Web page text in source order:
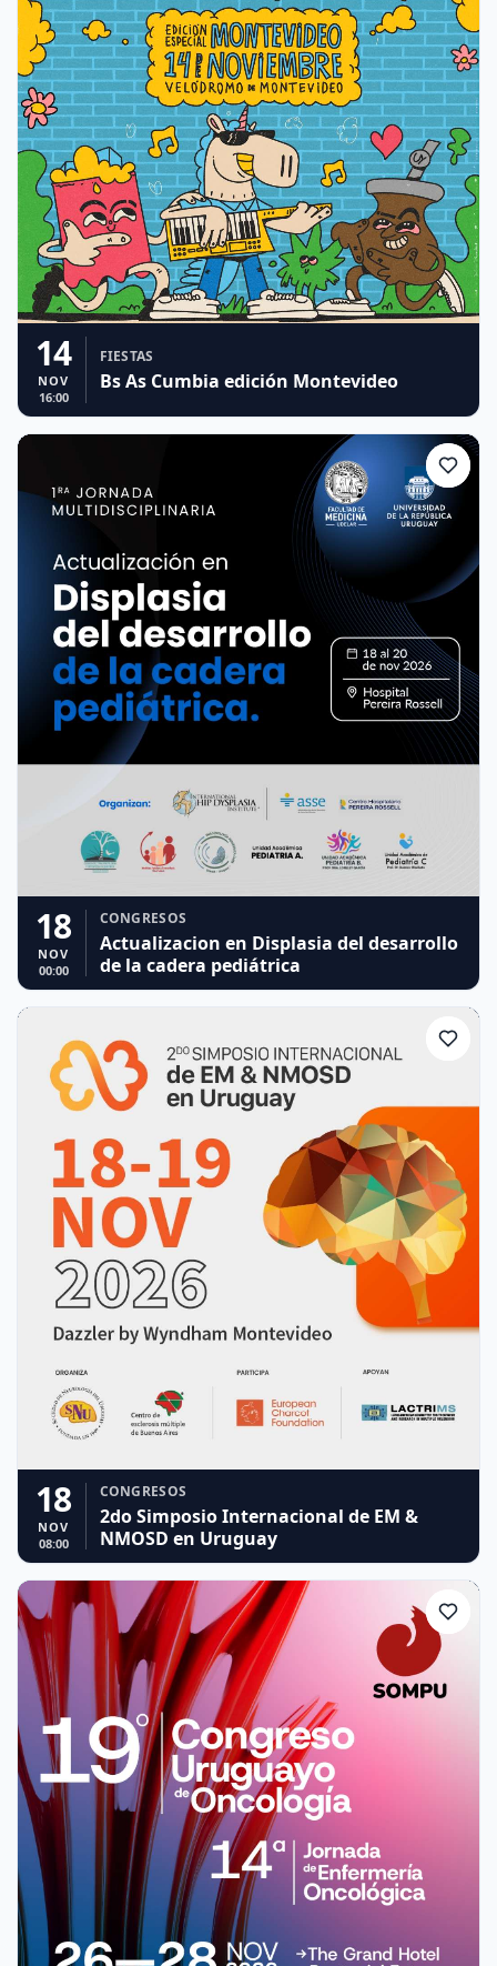
14
NOV
16:00
FIESTAS
Bs As Cumbia edición Montevideo
18
NOV
00:00
CONGRESOS
Actualizacion en Displasia del desarrollo
de la cadera pediátrica
18
NOV
08:00
CONGRESOS
2do Simposio Internacional de EM &
NMOSD en Uruguay